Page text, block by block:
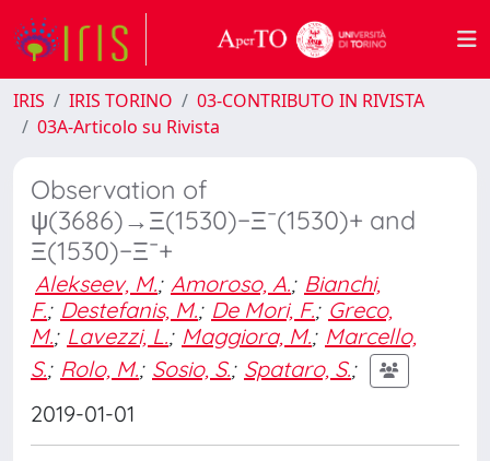
IRIS IRIS TORINO
03-CONTRIBUTO IN RIVISTA
03A-Articolo su Rivista
Observation of
ψ(3686)→Ξ(1530)−Ξ¯(1530)+ and
Ξ(1530)−Ξ¯+
Alekseev, M.; Amoroso, A.; Bianchi,
F.; Destefanis, M.; De Mori, F.; Greco,
M.; Lavezzi, L.; Maggiora, M.; Marcello,
S.; Rolo, M.; Sosio, S.; Spataro, S.;
2019-01-01